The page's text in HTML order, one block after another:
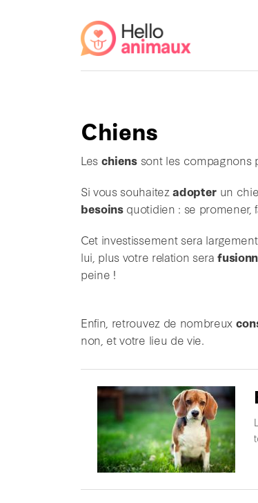
Chiens
Les chienssont les compagnons
Si vous souhaitezadopter un
besoinsquotidien : se promener,
Cet investissement sera
lui, plus votre relation sera
peine !
Enfin, retrouvez de nombreux
non, et votre lieu de vie.